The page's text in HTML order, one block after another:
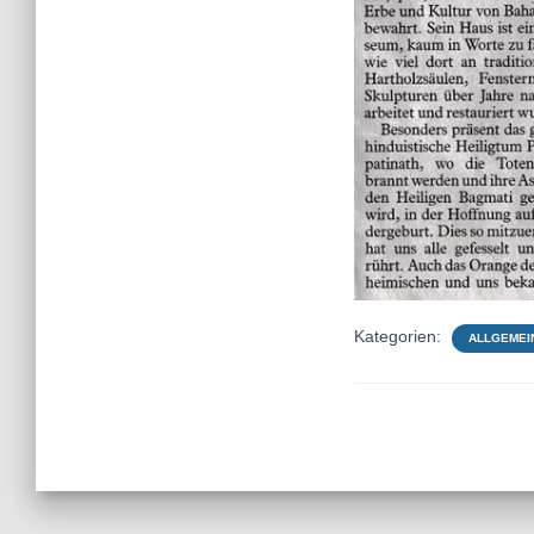
Kategorien: